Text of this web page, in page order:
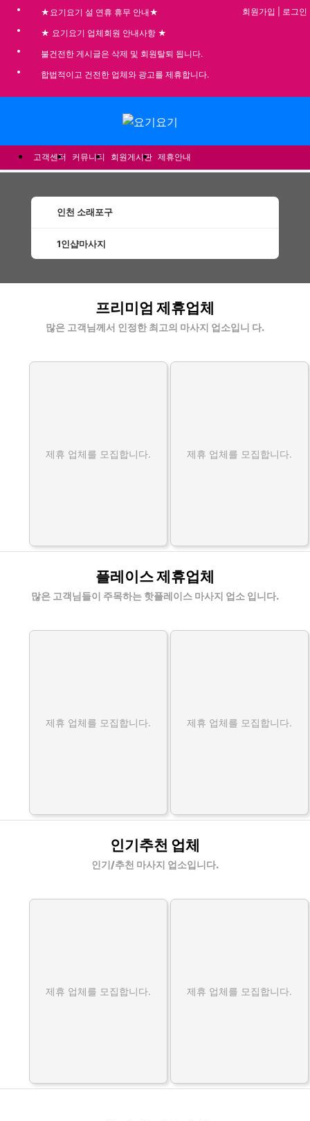
★요기요기 설 연휴 휴무 안내★
★ 요기요기 업체회원 안내사항 ★
불건전한 게시글은 삭제 및 회원탈퇴 됩니다.
합법적이고 건전한 업체와 광고를 제휴합니다.
회원가입 로그인
고객센터 커뮤니티 회원게시판 제휴안내
인천 소래포구
1인샵마사지
프리미엄 제휴업체
많은 고객님께서 인정한 최고의 마사지 업소입니 다.
제휴 업체를 모집합니다. 제휴 업체를 모집합니다.
플레이스 제휴업체
많은 고객님들이 주목하는 핫플레이스 마사지 업소 입니다.
제휴 업체를 모집합니다. 제휴 업체를 모집합니다.
인기추천 업체
인기/추천 마사지 업소입니다.
제휴 업체를 모집합니다. 제휴 업체를 모집합니다.